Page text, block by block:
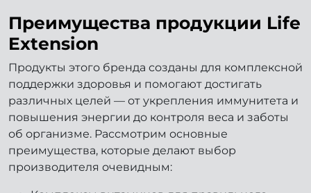
Преимущества продукции Life
Extension
Продукты этого бренда созданы для комплексной
поддержки здоровья и помогают достигать
различных целей — от укрепления иммунитета и
повышения энергии до контроля веса и заботы
об организме. Рассмотрим основные
преимущества, которые делают выбор
производителя очевидным: